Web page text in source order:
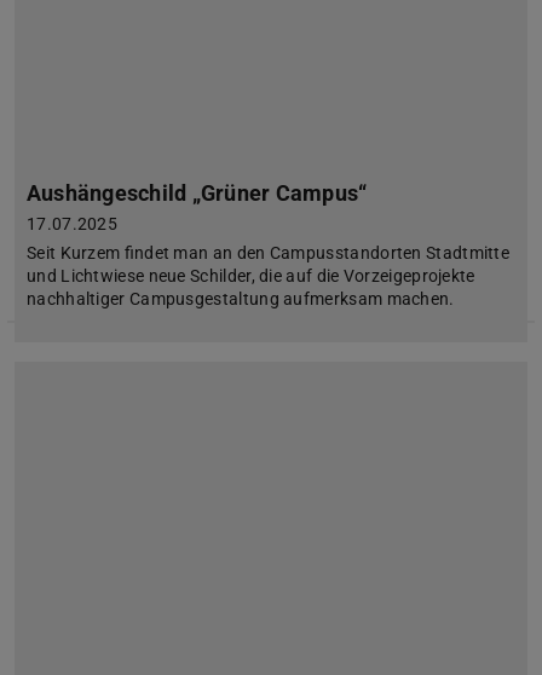
Aushängeschild „Grüner Campus“
17.07.2025
Seit Kurzem findet man an den Campusstandorten Stadtmitte
und Lichtwiese neue Schilder, die auf die Vorzeigeprojekte
nachhaltiger Campusgestaltung aufmerksam machen.